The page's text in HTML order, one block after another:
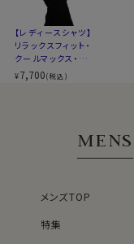
【レディースシャツ】
リラックスフィット・
クールマックス・ス
ーパードライ・形態
安定・長袖・ワイドカ
¥7,700(税込)
MENS
メンズTOP
特集